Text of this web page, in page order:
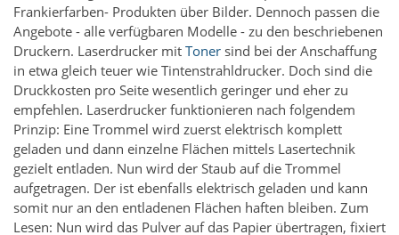
Frankierfarben- Produkten über Bilder. Dennoch passen die
Angebote - alle verfügbaren Modelle - zu den beschriebenen
Druckern. Laserdrucker mit Toner sind bei der Anschaffung
in etwa gleich teuer wie Tintenstrahldrucker. Doch sind die
Druckkosten pro Seite wesentlich geringer und eher zu
empfehlen. Laserdrucker funktionieren nach folgendem
Prinzip: Eine Trommel wird zuerst elektrisch komplett
geladen und dann einzelne Flächen mittels Lasertechnik
gezielt entladen. Nun wird der Staub auf die Trommel
aufgetragen. Der ist ebenfalls elektrisch geladen und kann
somit nur an den entladenen Flächen haften bleiben. Zum
Lesen: Nun wird das Pulver auf das Papier übertragen, fixiert